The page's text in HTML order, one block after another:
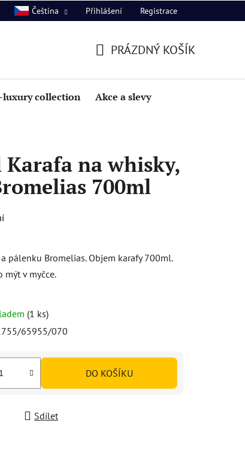
Čeština Přihlášení Registrace
KOŠÍK
PRÁZDNÝ KOŠÍK
collection Akce a slevy
na whisky,
700ml
pálenku Bromelias. Objem karafy 700ml.
mýt v myčce.
(1 ks)
65955/070
DO KOŠÍKU
Sdílet